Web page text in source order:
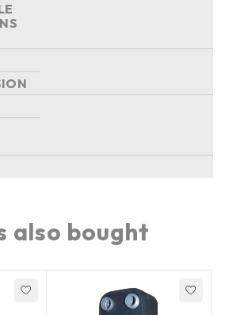
also bought